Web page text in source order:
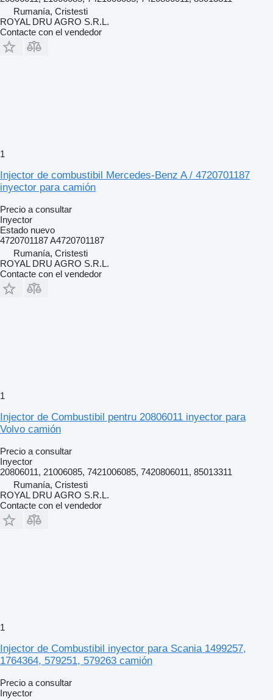
Rumanía, Cristesti
ROYAL DRU AGRO S.R.L.
Contacte con el vendedor
1
Injector de combustibil Mercedes-Benz A / 4720701187
inyector para camión
Precio a consultar
Inyector
Estado nuevo
4720701187 A4720701187
Rumanía, Cristesti
ROYAL DRU AGRO S.R.L.
Contacte con el vendedor
1
Injector de Combustibil pentru 20806011 inyector para
Volvo camión
Precio a consultar
Inyector
20806011, 21006085, 7421006085, 7420806011, 85013311
Rumanía, Cristesti
ROYAL DRU AGRO S.R.L.
Contacte con el vendedor
1
Injector de Combustibil inyector para Scania 1499257,
1764364, 579251, 579263 camión
Precio a consultar
Inyector